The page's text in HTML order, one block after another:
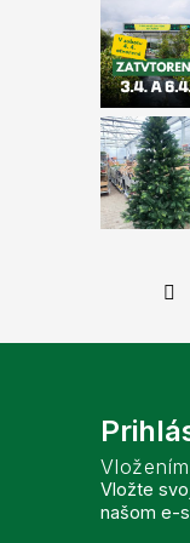
Vložte
našom e-